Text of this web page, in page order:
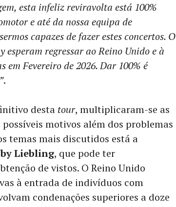
esta infeliz reviravolta está 100%
e até da nossa equipa de
capazes de fazer estes concertos. O
esperam regressar ao Reino Unido e à
Fevereiro de 2026. Dar 100% é
.
desta tour, multiplicaram-se as
motivos além dos problemas
temas mais discutidos está a
Liebling, que pode ter
de vistos. O Reino Unido
à entrada de indivíduos com
condenações superiores a doze